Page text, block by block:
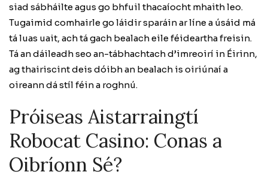
siad sábháilte agus go bhfuil thacaíocht mhaith leo.
Tugaimid comhairle go láidir sparáin ar líne a úsáid má
tá luas uait, ach tá gach bealach eile féideartha freisin.
Tá an dáileadh seo an-tábhachtach d’imreoirí in Éirinn,
ag thairiscint deis dóibh an bealach is oiriúnaí a
oireann dá stíl féin a roghnú.
Próiseas Aistarraingtí
Robocat Casino: Conas a
Oibríonn Sé?